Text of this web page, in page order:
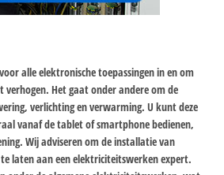
alle elektronische toepassingen in en om
Het gaat onder andere om de
verlichting en verwarming. U kunt deze
vanaf de tablet of smartphone bedienen,
Wij adviseren om de installatie van
laten aan een elektriciteitswerken expert.